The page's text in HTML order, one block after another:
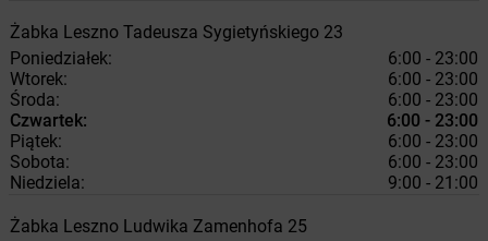
Żabka Leszno Tadeusza Sygietyńskiego 23
Poniedziałek:
6:00 - 23:00
Wtorek:
6:00 - 23:00
Środa:
6:00 - 23:00
Czwartek:
6:00 - 23:00
Piątek:
6:00 - 23:00
Sobota:
6:00 - 23:00
Niedziela:
9:00 - 21:00
Żabka Leszno Ludwika Zamenhofa 25